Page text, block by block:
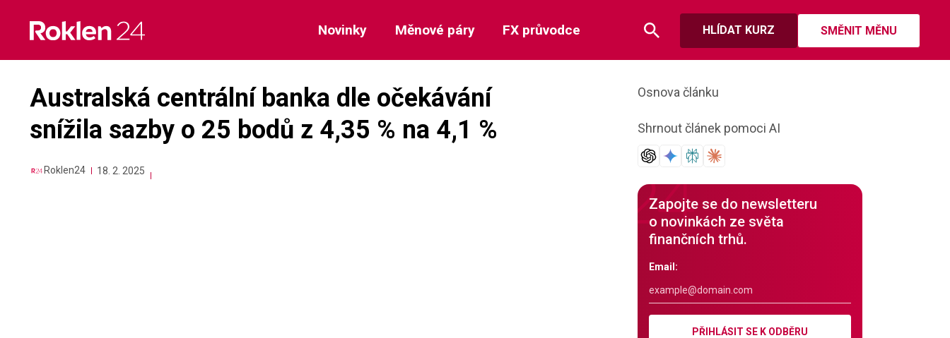
content
HLÍDAT KURZ SMĚNIT MĚNU
Novinky Měnové páry FX průvodce
Australská centrální banka dle očekávání
snížila sazby o 25 bodů z 4,35 % na 4,1 %
Roklen24 18. 2. 2025
Osnova článku
Shrnout článek pomoci AI
Zapojte se do newsletteru
o novinkách ze světa
finančních trhů.
Email:
PŘIHLÁSIT SE K ODBĚRU